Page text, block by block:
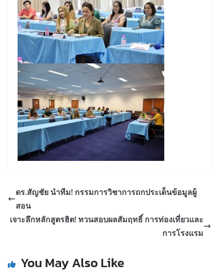
ดร.สัญชัย นำทีม! กรรมการวิชาการถกประเด็นข้อมูลผู้
สอน
เจาะลึกหลักสูตรฮิต! ทวนสอบผลสัมฤทธิ์ การท่องเที่ยวและ
การโรงแรม
You May Also Like